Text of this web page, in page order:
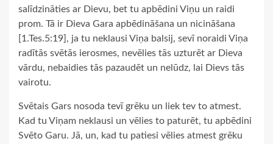
salīdzināties ar Dievu, bet tu apbēdini Viņu un raidi
prom. Tā ir Dieva Gara apbēdināšana un nicināšana
[1.Tes.5:19], ja tu neklausi Viņa balsij, sevī noraidi Viņa
radītās svētās ierosmes, nevēlies tās uzturēt ar Dieva
vārdu, nebaidies tās pazaudēt un nelūdz, lai Dievs tās
vairotu.
Svētais Gars nosoda tevī grēku un liek tev to atmest.
Kad tu Viņam neklausi un vēlies to paturēt, tu apbēdini
Svēto Garu. Jā, un, kad tu patiesi vēlies atmest grēku